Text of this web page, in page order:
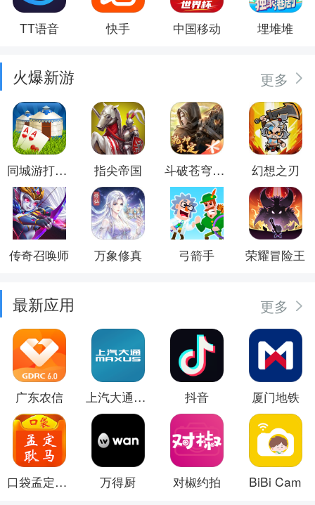
TT语音 快手 中国移动 埋堆堆
火爆新游 更多
同城游打大尖 指尖帝国 斗破苍穹：异火重燃 幻想之刃
传奇召唤师 万象修真 弓箭手 荣耀冒险王
最新应用 更多
广东农信 上汽大通MAXUS 抖音 厦门地铁
口袋孟定耿马 万得厨 对椒约拍 BiBi Cam